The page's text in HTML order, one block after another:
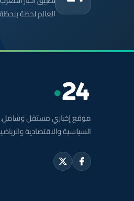
العالم لحظة
موقع إخباري مستقل وشامل.
السياسية والاقتصادية